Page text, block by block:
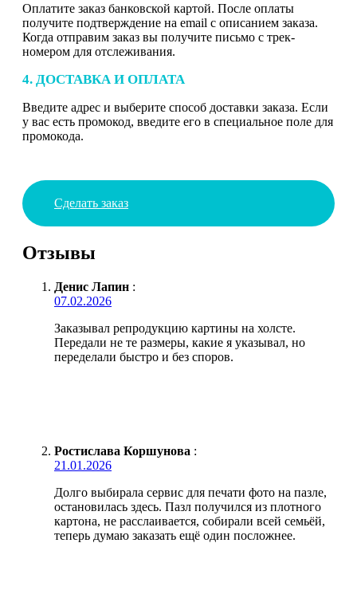
Оплатите заказ банковской картой. После оплаты
получите подтверждение на email с описанием заказа.
Когда отправим заказ вы получите письмо с трек-
номером для отслеживания.
4. ДОСТАВКА И ОПЛАТА
Введите адрес и выберите способ доставки заказа. Если
у вас есть промокод, введите его в специальное поле для
промокода.
Сделать заказ
Отзывы
Денис Лапин :
07.02.2026
Заказывал репродукцию картины на холсте.
Передали не те размеры, какие я указывал, но
переделали быстро и без споров.
Ростислава Коршунова :
21.01.2026
Долго выбирала сервис для печати фото на пазле,
остановилась здесь. Пазл получился из плотного
картона, не расслаивается, собирали всей семьёй,
теперь думаю заказать ещё один посложнее.